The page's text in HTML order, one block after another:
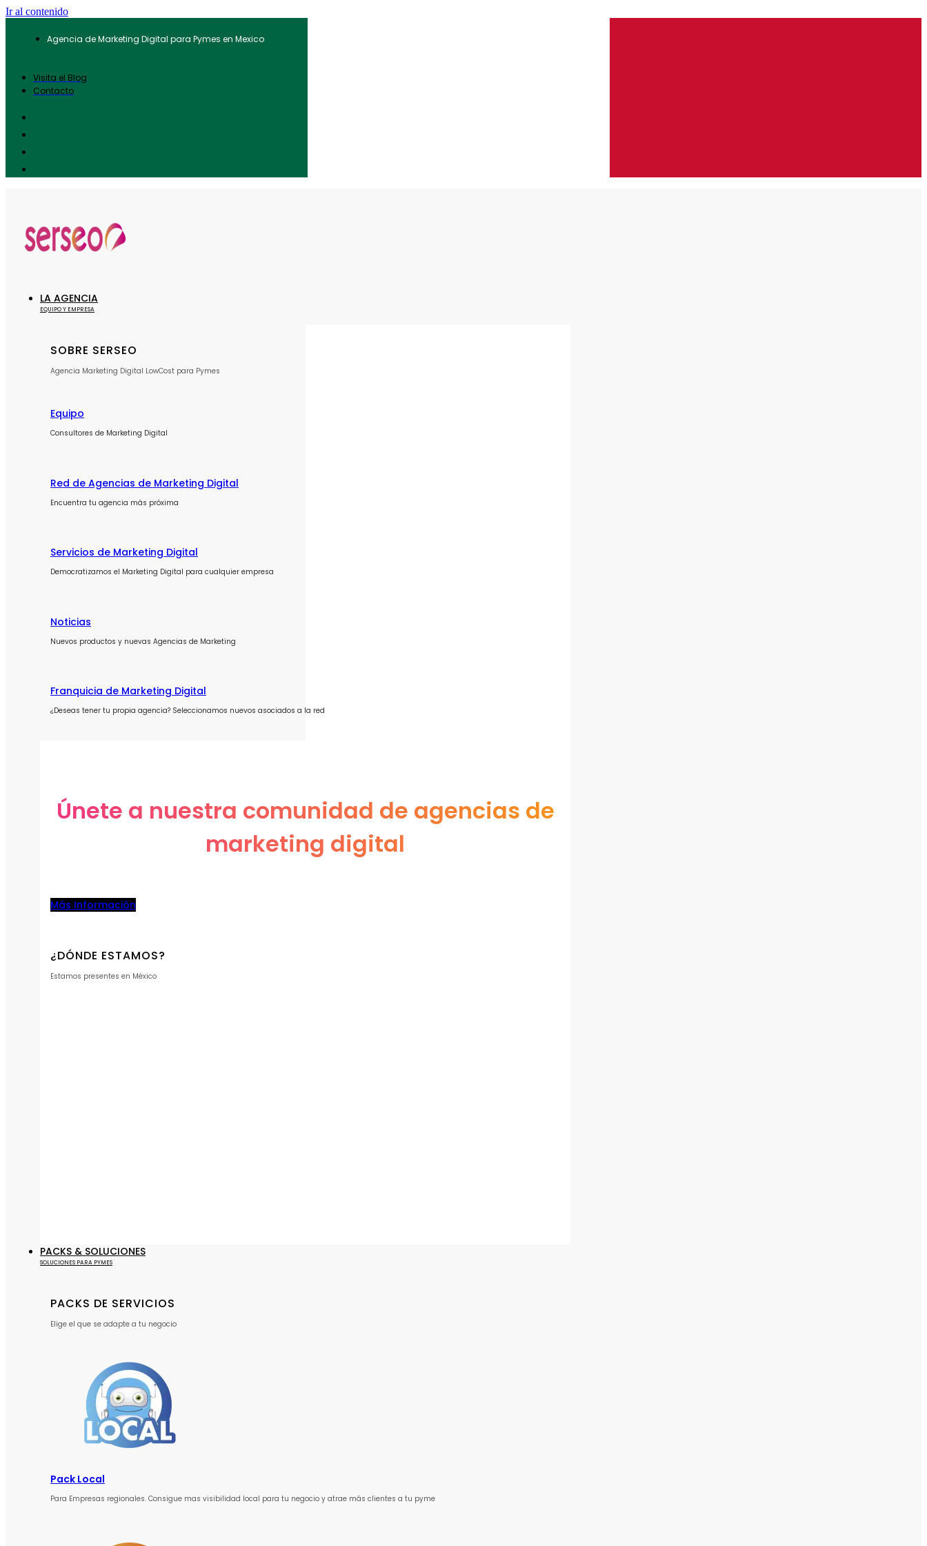
Ir al contenido
Agencia de Marketing Digital para Pymes en Mexico
Visita el Blog
Contacto
LA AGENCIA
EQUIPO Y EMPRESA
SOBRE SERSEO
Agencia Marketing Digital LowCost para Pymes
Equipo
Consultores de Marketing Digital
Red de Agencias de Marketing Digital
Encuentra tu agencia más próxima
Servicios de Marketing Digital
Democratizamos el Marketing Digital para cualquier empresa
Noticias
Nuevos productos y nuevas Agencias de Marketing
Franquicia de Marketing Digital
¿Deseas tener tu propia agencia? Seleccionamos nuevos asociados a la red
Únete a nuestra comunidad de agencias de
marketing digital
Más Información
¿DÓNDE ESTAMOS?
Estamos presentes en México
PACKS & SOLUCIONES
SOLUCIONES PARA PYMES
PACKS DE SERVICIOS
Elige el que se adapte a tu negocio
Pack Local
Para Empresas regionales. Consigue mas visibilidad local para tu negocio y atrae más clientes a tu pyme